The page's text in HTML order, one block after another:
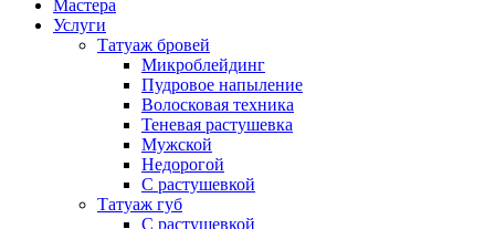
Мастера
Услуги
Татуаж бровей
Микроблейдинг
Пудровое напыление
Волосковая техника
Теневая растушевка
Мужской
Недорогой
С растушевкой
Татуаж губ
С растушевкой